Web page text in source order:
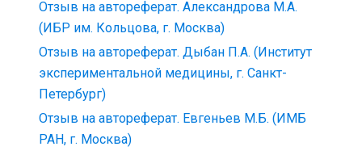
Отзыв на автореферат. Александрова М.А.
(ИБР им. Кольцова, г. Москва)
Отзыв на автореферат. Дыбан П.А. (Институт
экспериментальной медицины, г. Санкт-
Петербург)
Отзыв на автореферат. Евгеньев М.Б. (ИМБ
РАН, г. Москва)